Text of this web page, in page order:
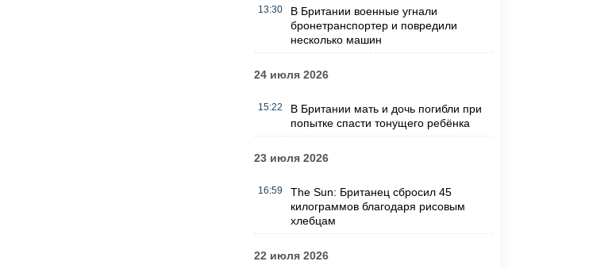
13:30
В Британии военные угнали
бронетранспортер и повредили
несколько машин
24 июля 2026
15:22
В Британии мать и дочь погибли при
попытке спасти тонущего ребёнка
23 июля 2026
16:59
The Sun: Британец сбросил 45
килограммов благодаря рисовым
хлебцам
22 июля 2026